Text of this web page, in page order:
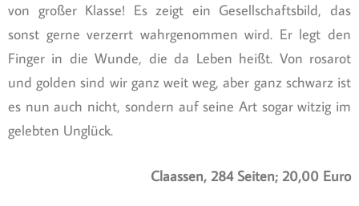
von großer Klasse! Es zeigt ein Gesellschaftsbild, das
sonst gerne verzerrt wahrgenommen wird. Er legt den
Finger in die Wunde, die da Leben heißt. Von rosarot
und golden sind wir ganz weit weg, aber ganz schwarz ist
es nun auch nicht, sondern auf seine Art sogar witzig im
gelebten Unglück.
Claassen, 284 Seiten; 20,00 Euro